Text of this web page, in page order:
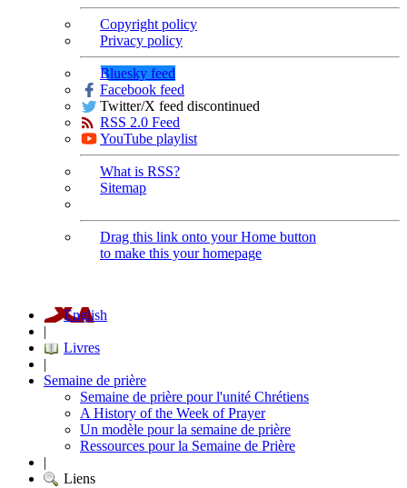
Copyright policy
Privacy policy
Bluesky feed
Facebook feed
Twitter/X feed discontinued
RSS 2.0 Feed
YouTube playlist
What is RSS?
Sitemap
Drag this link onto your Home button
to make this your homepage
English
|
Livres
|
Semaine de prière
Semaine de prière pour l'unité Chrétiens
A History of the Week of Prayer
Un modèle pour la semaine de prière
Ressources pour la Semaine de Prière
|
Liens